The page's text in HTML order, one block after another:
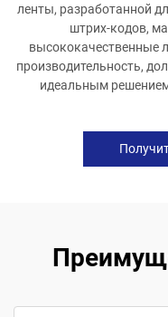
ленты, разработанной
штрих-кодов,
высококачественные
производительность,
идеальным